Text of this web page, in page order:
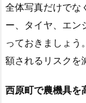
全体写真だけでな
ー、タイヤ、エン
っておきましょう
額されるリスクを
西原町で農機具を